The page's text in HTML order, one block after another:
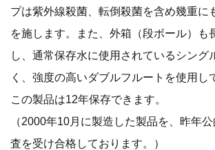
プは紫外線殺菌、転倒殺菌を含め幾重に
を施します。また、外箱（段ボール）も
し、通常保存水に使用されているシング
く、強度の高いダブルフルートを使用し
この製品は12年保存できます。
（2000年10月に製造した製品を、昨年
査を受け合格しております。）